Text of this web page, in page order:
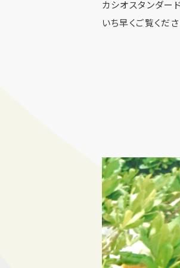
カシオスタンダー
いち早くご覧くだ